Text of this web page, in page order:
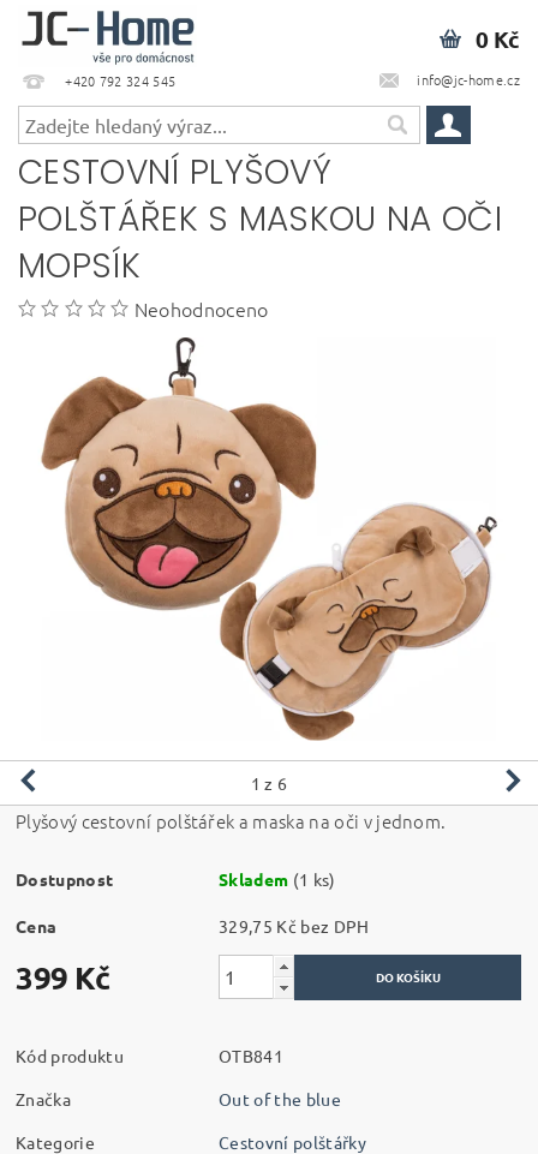
+420 792 324 545 info@jc-home.cz
0 Kč
CESTOVNÍ PLYŠOVÝ
POLŠTÁŘEK S MASKOU NA OČI
MOPSÍK
Neohodnoceno
1 z 6
Plyšový cestovní polštářek a maska na oči v jednom.
Dostupnost Skladem (1 ks)
Cena 329,75 Kč bez DPH
399 Kč
Kód produktu
OTB841
Značka
Out of the blue
Kategorie
Cestovní polštářky